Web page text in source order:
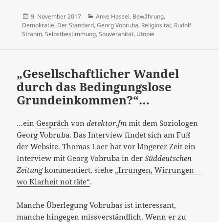
Veröffentlicht
am
9. November 2017 Kategorien
Anke Hassel, Bewährung,
Demokratie, Der Standard, Georg Vobruba, Religiosität, Rudolf
Strahm, Selbstbestimmung, Souveränität, Utopie
„Gesellschaftlicher Wandel
durch das Bedingungslose
Grundeinkommen?“…
…einGespräch vondetektor.fm mit dem Soziologen
Georg Vobruba. Das Interview findet sich am Fuß
der Website. Thomas Loer hat vor längerer Zeit ein
Interview mit Georg Vobruba in derSüddeutschen
Zeitungkommentiert, siehe „Irrungen, Wirrungen –
wo Klarheit not täte“.
Manche Überlegung Vobrubas ist interessant,
manche hingegen missverständlich. Wenn er zu